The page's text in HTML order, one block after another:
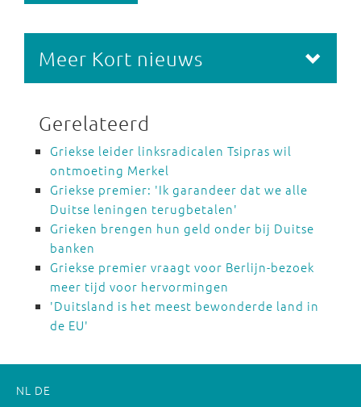
Meer Kort nieuws
Gerelateerd
Griekse leider linksradicalen Tsipras wil
ontmoeting Merkel
Griekse premier: 'Ik garandeer dat we alle
Duitse leningen terugbetalen'
Grieken brengen hun geld onder bij Duitse
banken
Griekse premier vraagt voor Berlijn-bezoek
meer tijd voor hervormingen
'Duitsland is het meest bewonderde land in
de EU'
NL DE